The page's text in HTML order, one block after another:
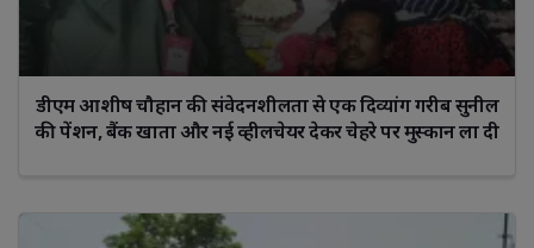
डीएम आशीष चौहान की संवेदनशीलता से एक दिव्यांग गरीब सुनील
की पेंशन, बैंक खाता और नई व्हीलचेयर देकर चेहरे पर मुस्कान ला दी